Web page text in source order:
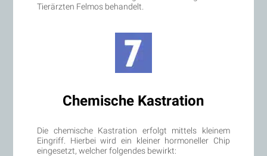
Tierärzten Felmos behandelt.
Chemische Kastration
Die chemische Kastration erfolgt mittels kleinem
Eingriff. Hierbei wird ein kleiner hormoneller Chip
eingesetzt, welcher folgendes bewirkt: